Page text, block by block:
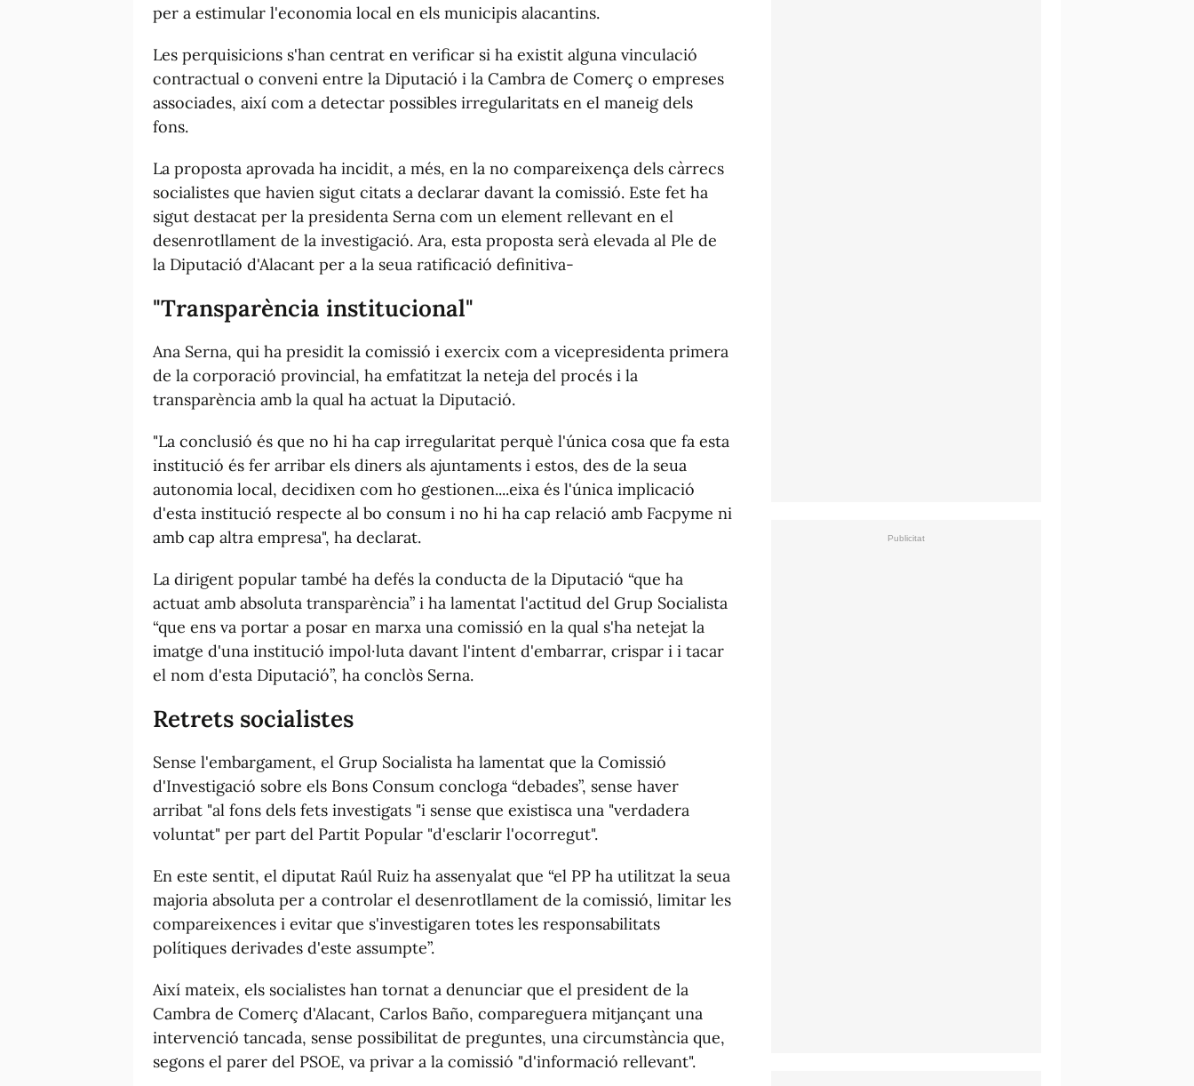
per a estimular l'economia local en els municipis alacantins.
Les perquisicions s'han centrat en verificar si ha existit alguna vinculació
contractual o conveni entre la Diputació i la Cambra de Comerç o empreses
associades, així com a detectar possibles irregularitats en el maneig dels
fons.
La proposta aprovada ha incidit, a més, en la no compareixença dels càrrecs
socialistes que havien sigut citats a declarar davant la comissió. Este fet ha
sigut destacat per la presidenta Serna com un element rellevant en el
desenrotllament de la investigació. Ara, esta proposta serà elevada al Ple de
la Diputació d'Alacant per a la seua ratificació definitiva-
"Transparència institucional"
Ana Serna, qui ha presidit la comissió i exercix com a vicepresidenta primera
de la corporació provincial, ha emfatitzat la neteja del procés i la
transparència amb la qual ha actuat la Diputació.
"La conclusió és que no hi ha cap irregularitat perquè l'única cosa que fa esta
institució és fer arribar els diners als ajuntaments i estos, des de la seua
autonomia local, decidixen com ho gestionen....eixa és l'única implicació
d'esta institució respecte al bo consum i no hi ha cap relació amb Facpyme ni
amb cap altra empresa", ha declarat.
La dirigent popular també ha defés la conducta de la Diputació “que ha
actuat amb absoluta transparència” i ha lamentat l'actitud del Grup Socialista
“que ens va portar a posar en marxa una comissió en la qual s'ha netejat la
imatge d'una institució impol·luta davant l'intent d'embarrar, crispar i i tacar
el nom d'esta Diputació”, ha conclòs Serna.
Retrets socialistes
Sense l'embargament, el Grup Socialista ha lamentat que la Comissió
d'Investigació sobre els Bons Consum concloga “debades”, sense haver
arribat "al fons dels fets investigats "i sense que existisca una "verdadera
voluntat" per part del Partit Popular "d'esclarir l'ocorregut".
En este sentit, el diputat Raúl Ruiz ha assenyalat que “el PP ha utilitzat la seua
majoria absoluta per a controlar el desenrotllament de la comissió, limitar les
compareixences i evitar que s'investigaren totes les responsabilitats
polítiques derivades d'este assumpte”.
Així mateix, els socialistes han tornat a denunciar que el president de la
Cambra de Comerç d'Alacant, Carlos Baño, compareguera mitjançant una
intervenció tancada, sense possibilitat de preguntes, una circumstància que,
segons el parer del PSOE, va privar a la comissió "d'informació rellevant".